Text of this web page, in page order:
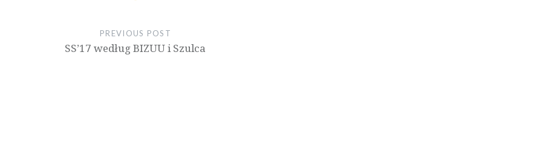
PREVIOUS POST
SS’17 według BIZUU i Szulca